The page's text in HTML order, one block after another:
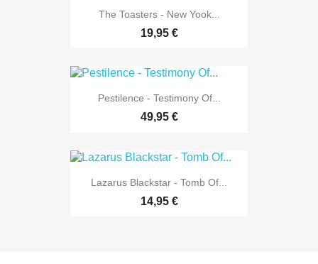
The Toasters - New Yook...
19,95 €
Pestilence - Testimony Of...
49,95 €
Lazarus Blackstar - Tomb Of...
14,95 €